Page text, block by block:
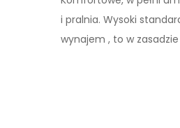
i pralnia. Wysoki
wynajem , to w